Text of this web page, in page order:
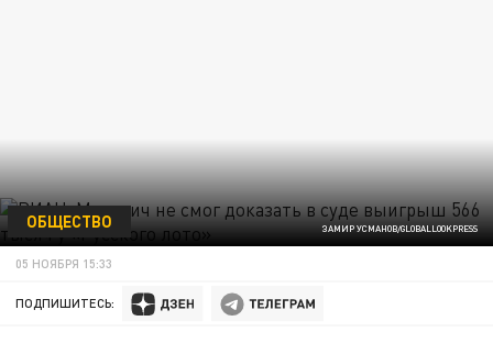
ЗАМИР УСМАНОВ/GLOBALLOOKPRESS
ОБЩЕСТВО
05 НОЯБРЯ 15:33
ПОДПИШИТЕСЬ: